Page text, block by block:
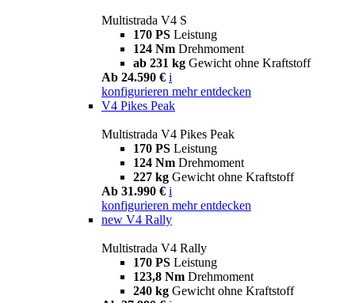
Multistrada V4 S
170 PS Leistung
124 Nm Drehmoment
ab 231 kg Gewicht ohne Kraftstoff
Ab 24.590 € i
konfigurieren mehr entdecken
V4 Pikes Peak
Multistrada V4 Pikes Peak
170 PS Leistung
124 Nm Drehmoment
227 kg Gewicht ohne Kraftstoff
Ab 31.990 € i
konfigurieren mehr entdecken
new V4 Rally
Multistrada V4 Rally
170 PS Leistung
123,8 Nm Drehmoment
240 kg Gewicht ohne Kraftstoff